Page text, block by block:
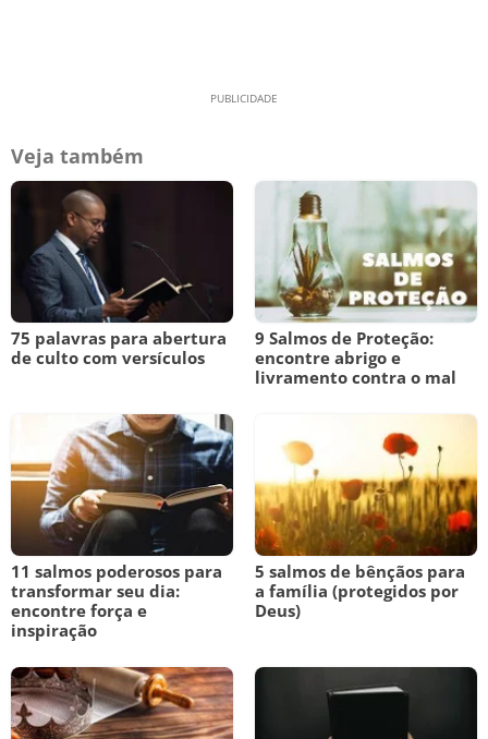
Veja também
75 palavras para abertura
de culto com versículos
9 Salmos de Proteção:
encontre abrigo e
livramento contra o mal
11 salmos poderosos para
transformar seu dia:
encontre força e
inspiração
5 salmos de bênçãos para
a família (protegidos por
Deus)